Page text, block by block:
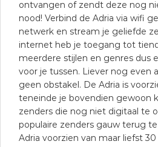
ontvangen of zendt deze nog
nood! Verbind de Adria via wifi
netwerk en stream je geliefde
internet heb je toegang tot
meerdere stijlen en genres dus
voor je tussen. Liever nog even
geen obstakel. De Adria is
teneinde je bovendien gewoon
zenders die nog niet digitaal te
populaire zenders gauw terug
Adria voorzien van maar liefst